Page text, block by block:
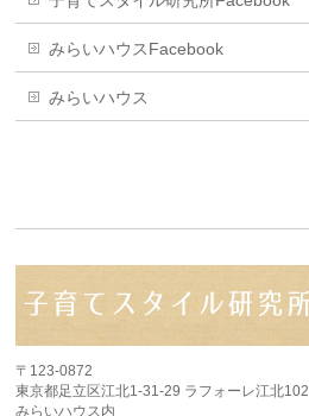
みらいハウスFacebook
みらいハウス
〒123-0872
東京都足立区江北1-31-29 ラフォーレ江北102
みらいハウス内